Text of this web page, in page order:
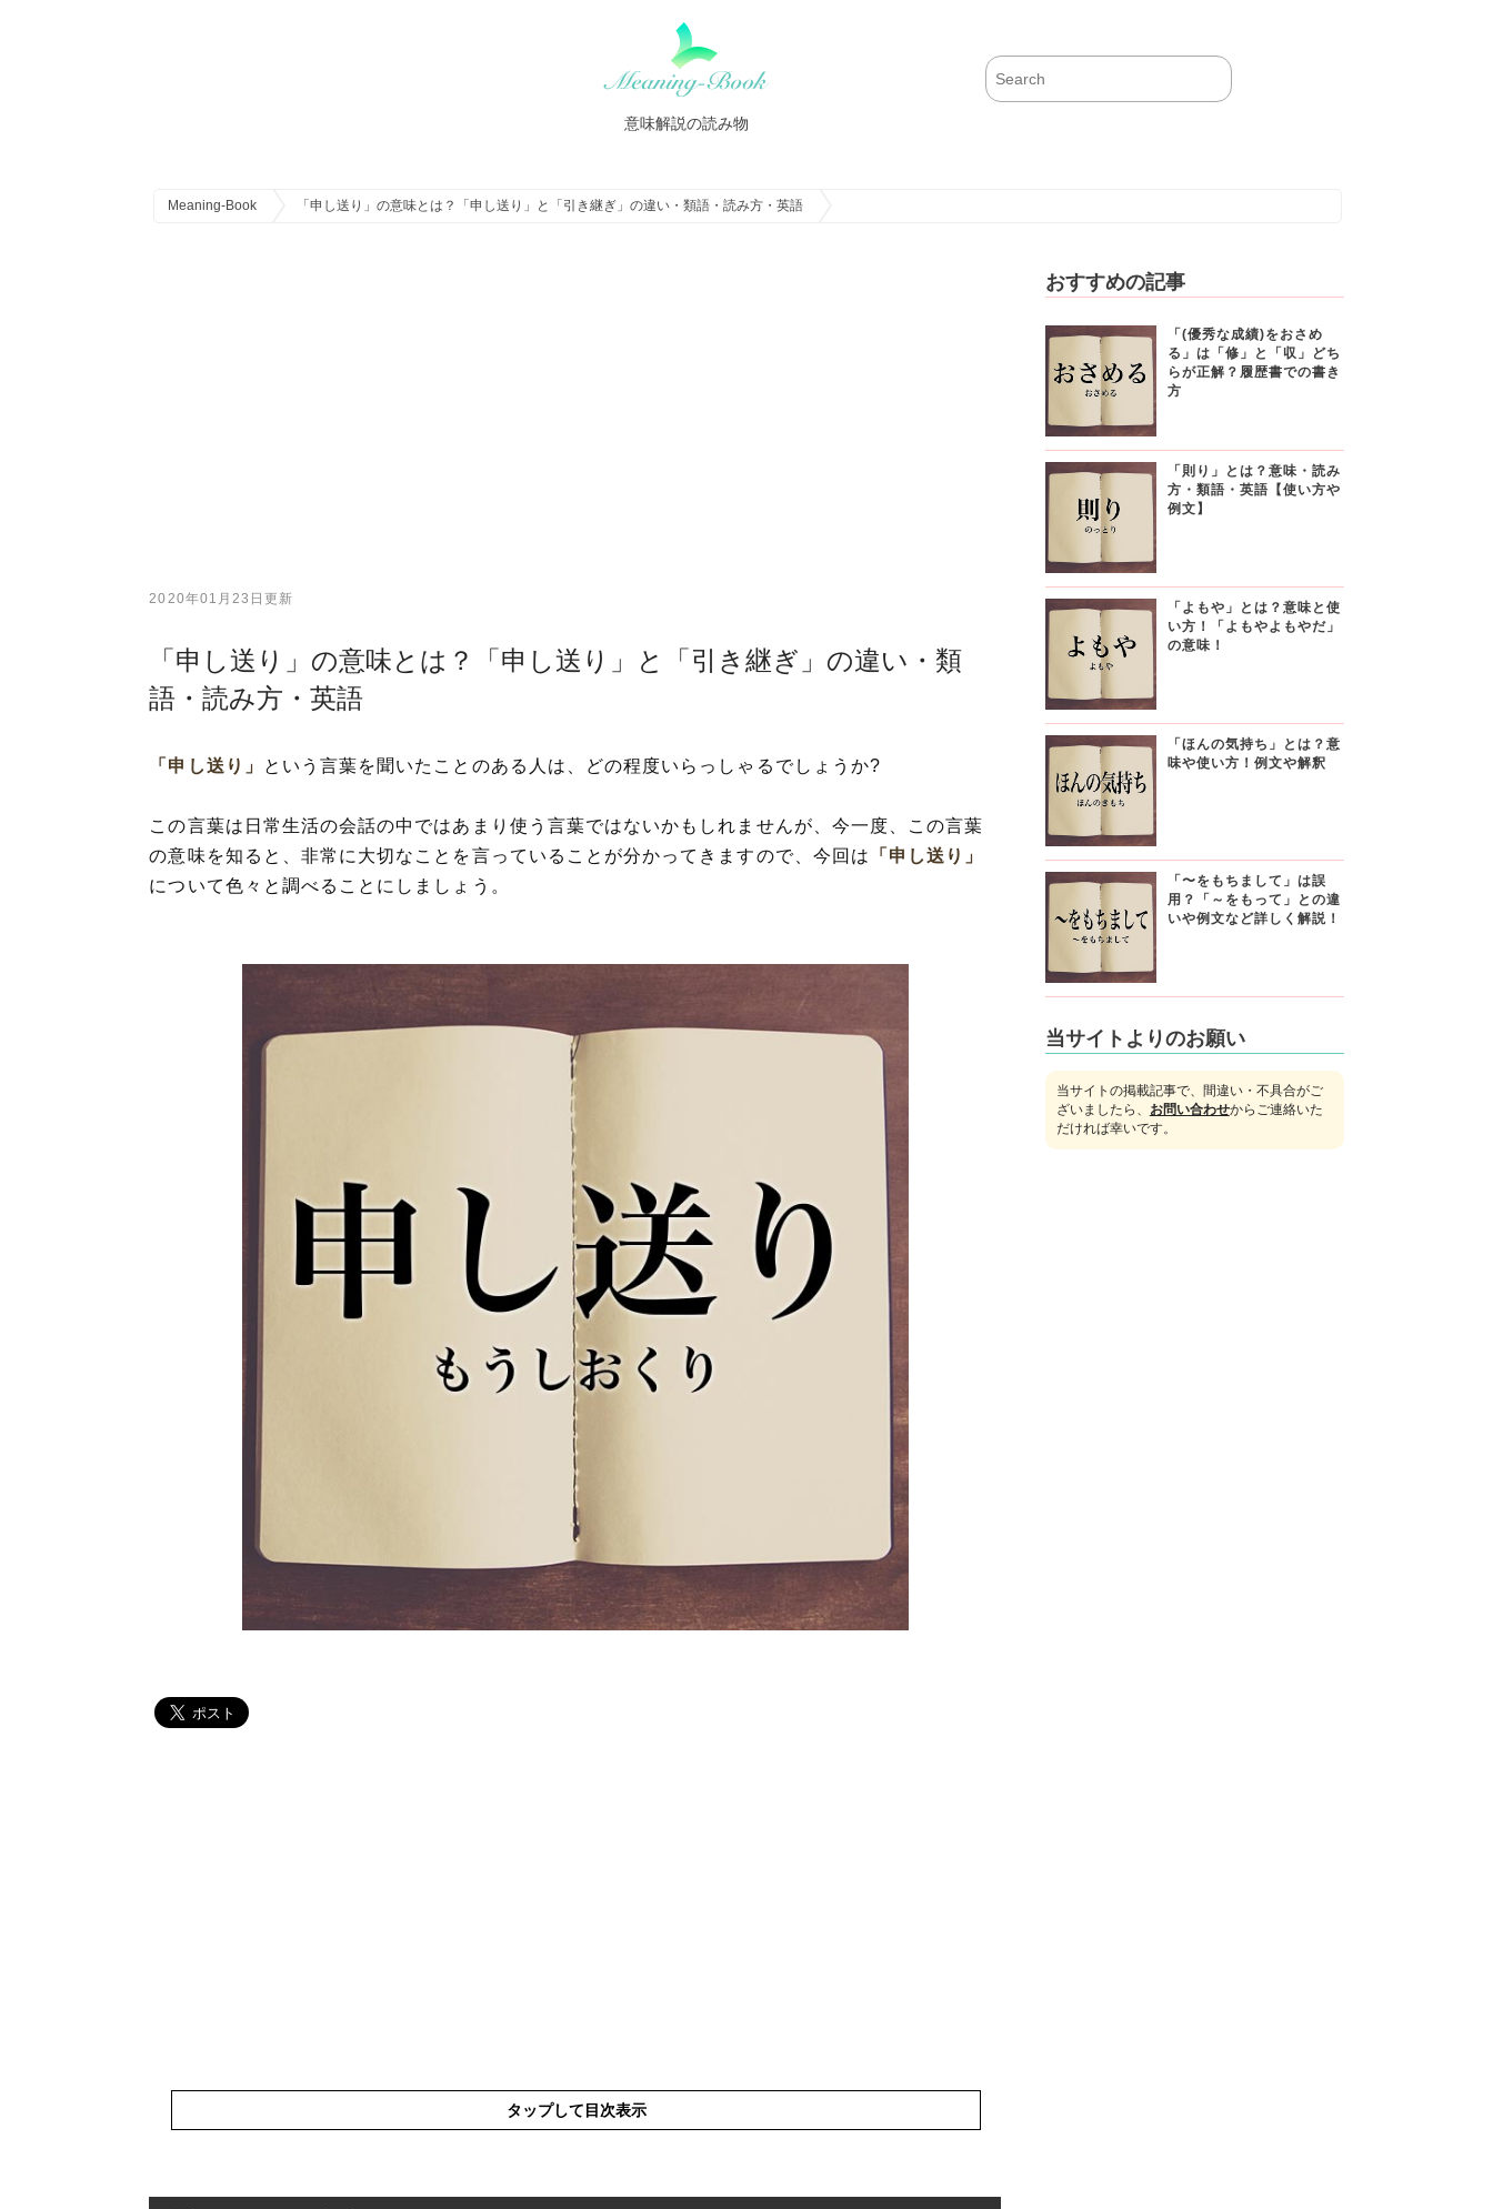
意味解説の読み物
Meaning-Book 「申し送り」の意味とは？「申し送り」と「引き継ぎ」の違い・類語・読み方・英語
2020年01月23日更新
「申し送り」の意味とは？「申し送り」と「引き継ぎ」の違い・類
語・読み方・英語
「申し送り」 という言葉を聞いたことのある人は、どの程度いらっしゃるでしょうか?
この言葉は日常生活の会話の中ではあまり使う言葉ではないかもしれませんが、今一度、この言葉
の意味を知ると、非常に大切なことを言っていることが分かってきますので、今回は
「申し送り」
について色々と調べることにしましょう。
タップして目次表示
おすすめの記事
「(優秀な成績)をおさめ
る」は「修」と「収」どち
らが正解？履歴書での書き
方
「則り」とは？意味・読み
方・類語・英語【使い方や
例文】
「よもや」とは？意味と使
い方！「よもやよもやだ」
の意味！
「ほんの気持ち」とは？意
味や使い方！例文や解釈
「〜をもちまして」は誤
用？「～をもって」との違
いや例文など詳しく解説！
当サイトよりのお願い
当サイトの掲載記事で、間違い・不具合がご
ざいましたら、 お問い合わせからご連絡いた
だければ幸いです。